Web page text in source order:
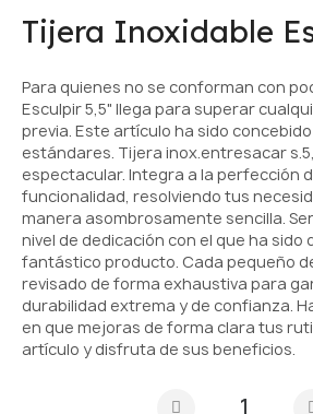
Tijera Inoxidable
Para quienes no se conforman con
Esculpir 5,5" llega para superar
previa. Este artículo ha sido
estándares. Tijera inox.entresacar
espectacular. Integra a la perfección
funcionalidad, resolviendo tus
manera asombrosamente sencilla.
nivel de dedicación con el que ha
fantástico producto. Cada pequeño
revisado de forma exhaustiva para
durabilidad extrema y de confianza.
en que mejoras de forma clara tus
artículo y disfruta de sus beneficios.